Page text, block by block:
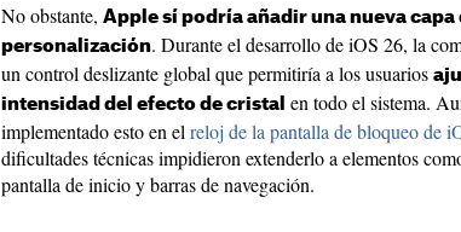
No obstante, Apple sí podría añadir una nueva capa
personalización. Durante el desarrollo de iOS 26, la
un control deslizante global que permitiría a los usuarios
intensidad del efecto de cristal en todo el sistema.
implementado esto en el reloj de la pantalla de bloqueo de
dificultades técnicas impidieron extenderlo a elementos
pantalla de inicio y barras de navegación.